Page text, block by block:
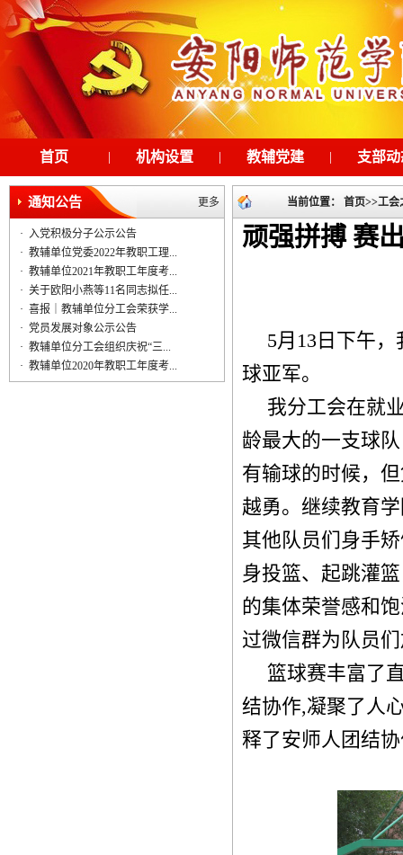
首页 | 机构设置 | 教辅党建 | 支部
更多
通知公告
· 入党积极分子公示公告
· 教辅单位党委2022年教职工理...
· 教辅单位2021年教职工年度考...
· 关于欧阳小燕等11名同志拟任...
· 喜报｜教辅单位分工会荣获学...
· 党员发展对象公示公告
· 教辅单位分工会组织庆祝“三...
· 教辅单位2020年教职工年度考...
当前位置： 首页>>工会
顽强拼搏 赛
5月 13 日下午
球亚军。
我分工会在就
龄最大的一支球
有输球的时候，
越勇。继续教育
其他队员们身手
身投篮、起跳灌
的集体荣誉感和
过微信群为队员
篮球赛丰富了
结协作,凝聚了人
释了安师人团结